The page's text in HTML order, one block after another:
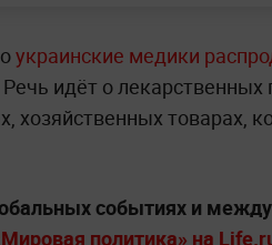
украинские медики
Речь идёт о лекарственных
хозяйственных товарах,
событиях и
политика» на